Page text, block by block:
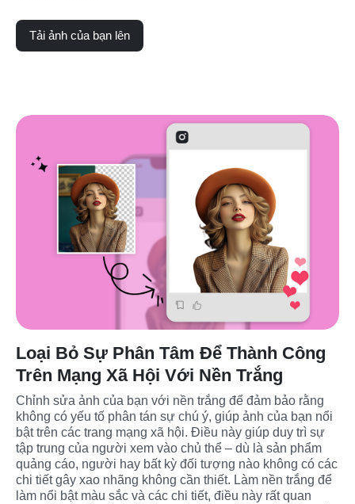
Tải ảnh của bạn lên
Loại Bỏ Sự Phân Tâm Để Thành Công
Trên Mạng Xã Hội Với Nền Trắng
Chỉnh sửa ảnh của bạn với nền trắng để đảm bảo rằng
không có yếu tố phân tán sự chú ý, giúp ảnh của bạn nổi
bật trên các trang mạng xã hội. Điều này giúp duy trì sự
tập trung của người xem vào chủ thể – dù là sản phẩm
quảng cáo, người hay bất kỳ đối tượng nào không có các
chi tiết gây xao nhãng không cần thiết. Làm nền trắng để
làm nổi bật màu sắc và các chi tiết, điều này rất quan